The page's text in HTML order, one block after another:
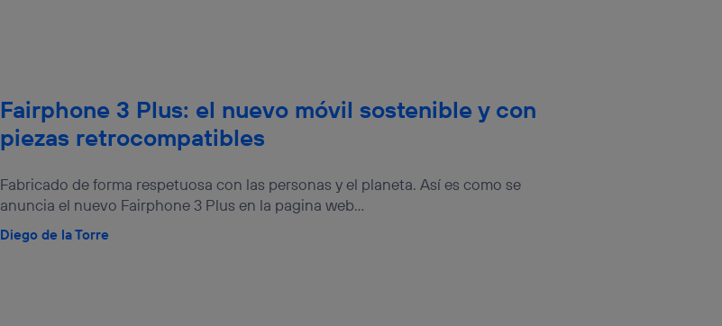
Fairphone 3 Plus: el nuevo móvil sostenible y con
piezas retrocompatibles
Fabricado de forma respetuosa con las personas y el planeta. Así es como se
anuncia el nuevo Fairphone 3 Plus en la pagina web...
Diego de la Torre